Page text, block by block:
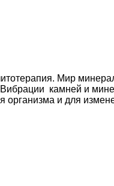
. Мир
камней и
организма и для